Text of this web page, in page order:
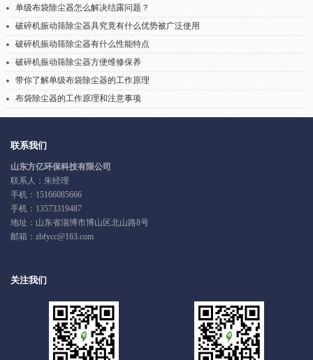
单级布袋除尘器怎么解决结露问题？
破碎机振动筛除尘器具究竟有什么优势被广泛使用
破碎机振动筛除尘器有什么性能特点
破碎机振动筛除尘器方便维修保养
带你了解单级布袋除尘器的工作原理
布袋除尘器的工作原理和注意事项
联系我们
山东方亿环保科技有限公司
联系人：朱经理
手机： 15166085666
手机： 13573319487
地址：山东省淄博市博山区北山路8号
邮箱：zbfycc@163.com
关注我们